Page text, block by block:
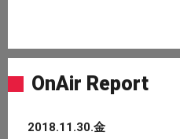
OnAir Report
2018.11.30.金